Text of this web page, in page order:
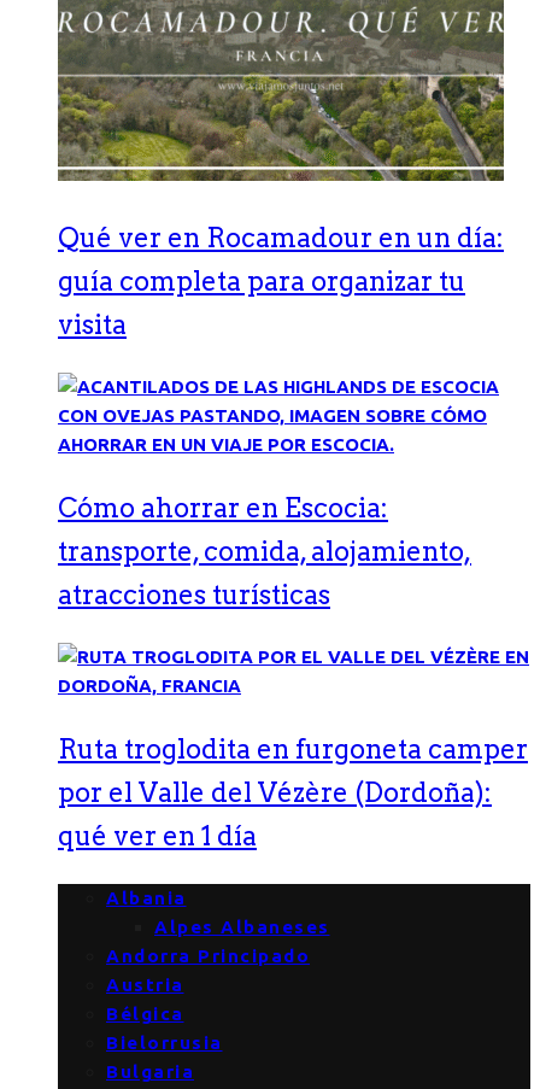
Qué ver en Rocamadour en un día:
guía completa para organizar tu
visita
Cómo ahorrar en Escocia:
transporte, comida, alojamiento,
atracciones turísticas
Ruta troglodita en furgoneta camper
por el Valle del Vézère (Dordoña):
qué ver en 1 día
Albania
Alpes Albaneses
Andorra Principado
Austria
Bélgica
Bielorrusia
Bulgaria